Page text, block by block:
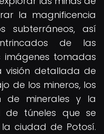
la magnificencia
subterráneos, así
de las
imágenes tomadas
visión detallada de
de los mineros, los
de minerales y la
túneles que se
ciudad de Potosí.